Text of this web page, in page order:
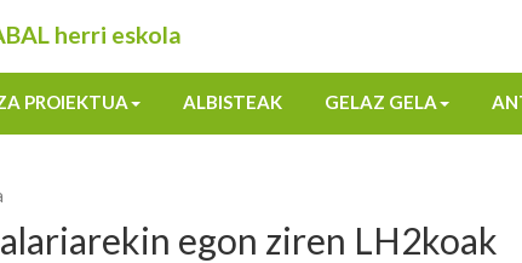
herri eskola
PROIEKTUA ALBISTEAK GELAZ GELA
egon ziren LH2koak